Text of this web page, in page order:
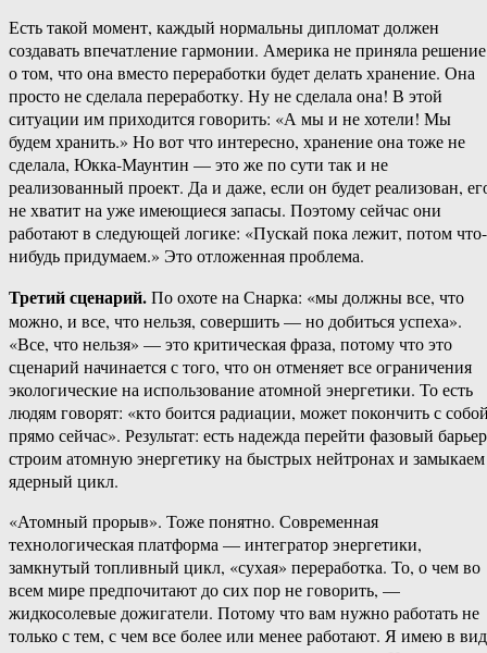
Есть такой момент, каждый нормальны дипломат должен
создавать впечатление гармонии. Америка не приняла решение
о том, что она вместо переработки будет делать хранение. Она
просто не сделала переработку. Ну не сделала она! В этой
ситуации им приходится говорить: «А мы и не хотели! Мы
будем хранить.» Но вот что интересно, хранение она тоже не
сделала, Юкка-​Маунтин — это же по сути так и не
реализованный проект. Да и даже, если он будет реализован,
не хватит на уже имеющиеся запасы. Поэтому сейчас они
работают в следующей логике: «Пускай пока лежит, потом что-​
нибудь придумаем.» Это отложенная проблема.
Третий сценарий.По охоте на Снарка: «мы должны все, что
можно, и все, что нельзя, совершить — но добиться успеха».
«Все, что нельзя» — это критическая фраза, потому что это
сценарий начинается с того, что он отменяет все ограничения
экологические на использование атомной энергетики. То есть
людям говорят: «кто боится радиации, может покончить с
прямо сейчас». Результат: есть надежда перейти фазовый
строим атомную энергетику на быстрых нейтронах и замыкаем
ядерный цикл.
«Атомный прорыв». Тоже понятно. Современная
технологическая платформа — интегратор энергетики,
замкнутый топливный цикл, «сухая» переработка. То, о чем во
всем мире предпочитают до сих пор не говорить, —
жидкосолевые дожигатели. Потому что вам нужно работать не
только с тем, с чем все более или менее работают. Я имею в